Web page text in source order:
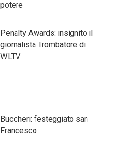
potere
Penalty Awards: insignito il
giornalista Trombatore di
WLTV
Buccheri: festeggiato san
Francesco